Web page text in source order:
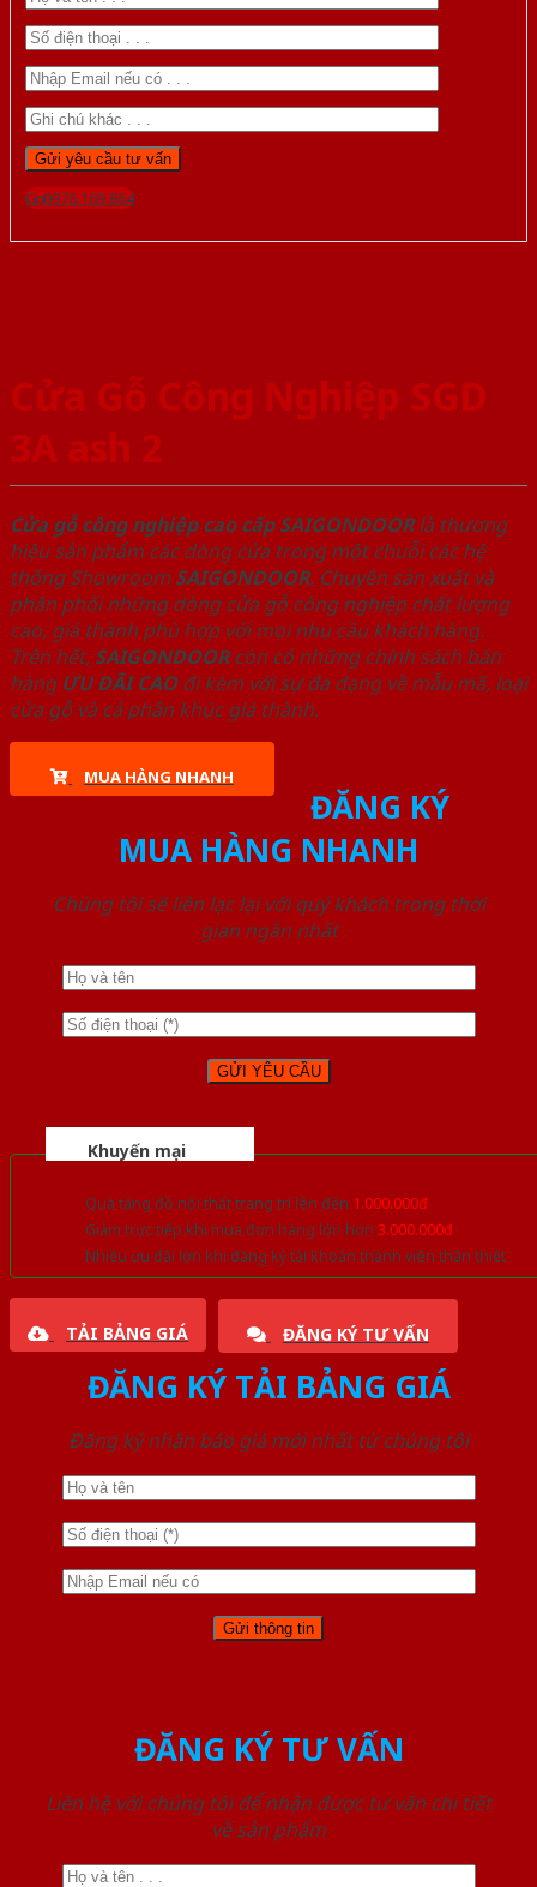
Gọi 0976.169.864
Cửa Gỗ Công Nghiệp SGD
3A ash 2
Cửa gỗ công nghiệp cao cấp SAIGONDOORlà thương
hiệu sản phẩm các dòng cửa trong một chuỗi các hệ
thống Showroom SAIGONDOOR. Chuyên sản xuất và
phân phối những dòng cửa gỗ công nghiệp chất lượng
cao, giá thành phù hợp với mọi nhu cầu khách hàng.
Trên hết, SAIGONDOORcòn có những chính sách bán
hàng ƯU ĐÃI CAOđi kèm với sự đa dạng về mẫu mã, loại
cửa gỗ và cả phân khúc giá thành.
MUA HÀNG NHANH
ĐĂNG KÝ
MUA HÀNG NHANH
Chúng tôi sẽ liên lạc lại với quý khách trong thời
gian ngắn nhất
Khuyến mại
Quà tặng đồ nội thất trang trí lên đến 1.000.000đ
Giảm trực tiếp khi mua đơn hàng lớn hơn 3.000.000đ
Nhiều ưu đãi lớn khi đăng ký tài khoản thành viên thân thiết
TẢI BẢNG GIÁ ĐĂNG KÝ TƯ VẤN
ĐĂNG KÝ TẢI BẢNG GIÁ
Đăng ký nhận báo giá mới nhất từ chúng tôi
ĐĂNG KÝ TƯ VẤN
Liên hệ với chúng tôi để nhận được tư vấn chi tiết
về sản phẩm